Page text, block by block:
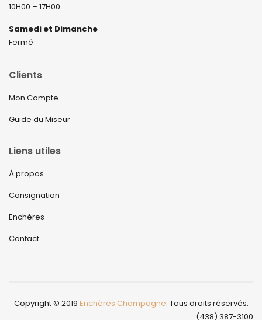
10H00 – 17H00
Samedi et Dimanche
Fermé
Clients
Mon Compte
Guide du Miseur
Liens utiles
À propos
Consignation
Enchères
Contact
Copyright © 2019 Enchères Champagne. Tous droits réservés.
(438) 387-3100